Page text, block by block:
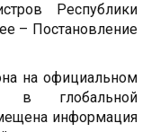
Республики
– Постановление
на официальном
в глобальной
информация